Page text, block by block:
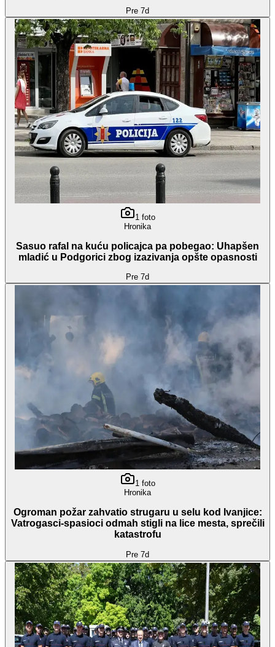
Pre 7d
1foto
Hronika
Sasuo rafal na kuću policajca pa pobegao: Uhapšen
mladić u Podgorici zbog izazivanja opšte opasnosti
Pre 7d
1foto
Hronika
Ogroman požar zahvatio strugaru u selu kod Ivanjice:
Vatrogasci-spasioci odmah stigli na lice mesta, sprečili
katastrofu
Pre 7d